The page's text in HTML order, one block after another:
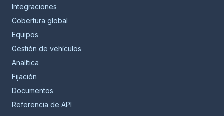
Integraciones
Cobertura global
Equipos
Gestión de vehículos
Analítica
Fijación
Documentos
Referencia de API